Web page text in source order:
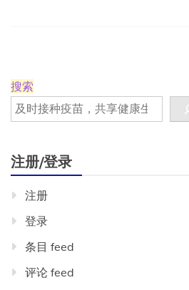
搜索
注册/登录
注册
登录
条目 feed
评论 feed